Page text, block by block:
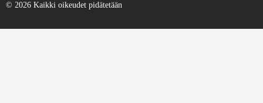
© 2026 Kaikki oikeudet pidätetään